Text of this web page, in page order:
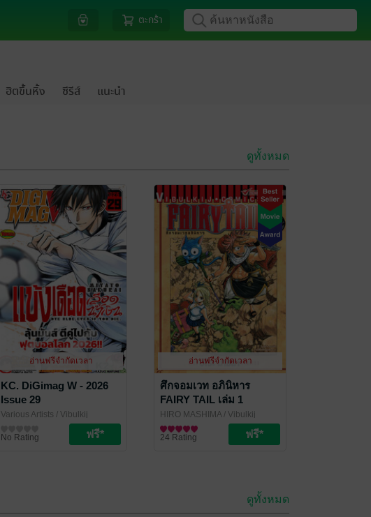
ตะกร้า
ฮิตขึ้นหิ้ง ซีรีส์ แนะนำ
ดูทั้งหมด
อ่านฟรีจำกัดเวลา
KC. DiGimag W - 2026
Issue 29
Various Artists / Vibulkij
นิตยสารการ์ตูนและเกม
No Rating
อ่านฟรีจำกัดเวลา
ศึกจอมเวท อภินิหาร
FAIRY TAIL เล่ม 1
HIRO MASHIMA/ Vibulkij
Publishing
การ์ตูนทั่วไป
24 Rating
ดูทั้งหมด